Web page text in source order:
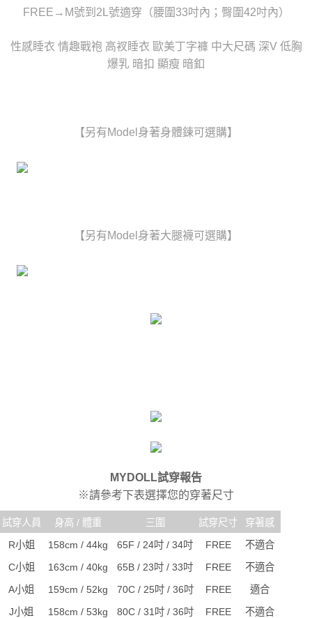
時審查核予不同之上限額度；若仍有額度不足之情形，本公司將視審查結果
恩沛科技股份有限公司將有權停止該用戶之使用額度並採取法律行動。
每筆NT$80，滿NT$6,000(含以上)免運費
FREE→M號到2L號適穿（腰圍33吋內；臀圍42吋內）
性感睡衣 情趣戰袍 高衩睡衣 歐美丁字褲 中大尺碼 深V 低胸
爆乳 暗扣 顯瘦 暗釦
【另有Model身著身體鍊可選購】
【另有Model身著大腿襪可選購】
MYDOLL試穿報告
※請參考下表選擇您的穿著尺寸
試穿人員 身高 / 體重 三圍 試穿尺寸
穿著感
R小姐
158cm / 44kg 65F / 24吋 / 34吋 FREE
不適合
C小姐
163cm / 40kg 65B / 23吋 / 33吋 FREE
不適合
A小姐
159cm / 52kg 70C / 25吋 / 36吋 FREE
適合
J小姐
158cm / 53kg 80C / 31吋 / 36吋 FREE
不適合